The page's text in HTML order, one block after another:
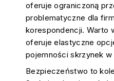
oferuje ograniczoną
problematyczne dla
korespondencji. Warto
oferuje elastyczne
pojemności skrzynek
Bezpieczeństwo to